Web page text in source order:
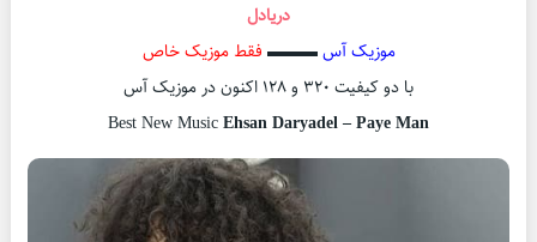
دریادل
موزیک آس▬▬▬ فقط موزیک خاص
با دو کیفیت ۳۲۰ و ۱۲۸ اکنون در موزیک آس
Best New MusicEhsan Daryadel – Paye Man